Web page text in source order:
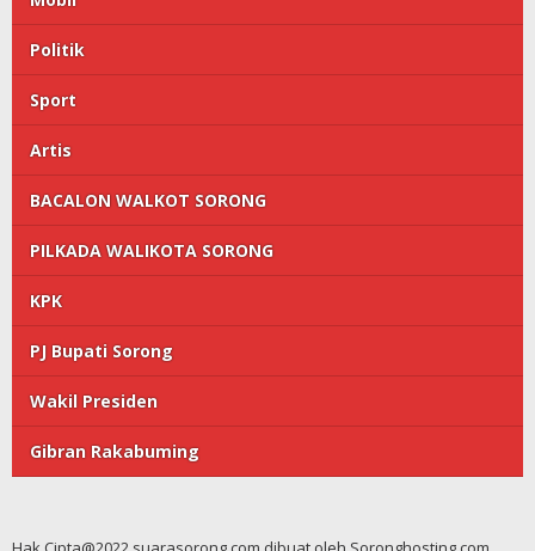
Politik
Sport
Artis
BACALON WALKOT SORONG
PILKADA WALIKOTA SORONG
KPK
PJ Bupati Sorong
Wakil Presiden
Gibran Rakabuming